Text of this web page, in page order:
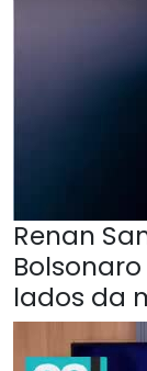
Renan
lados da